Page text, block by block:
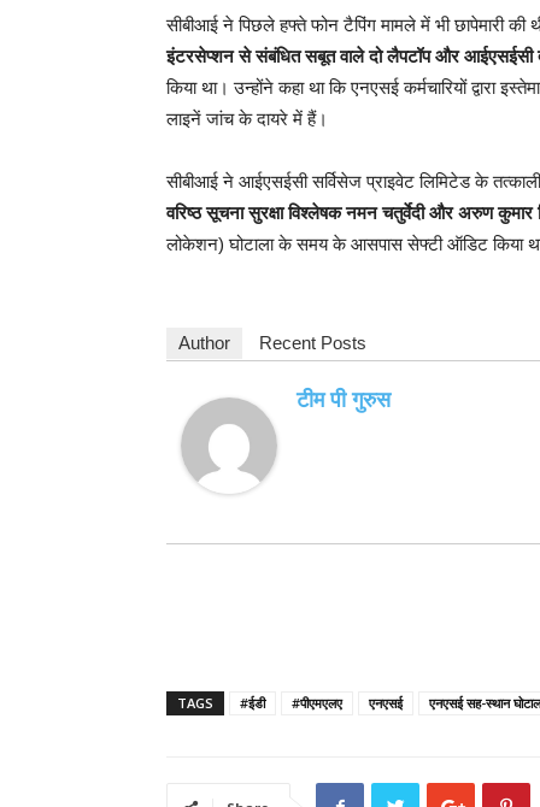
सीबीआई ने पिछले हफ्ते फोन टैपिंग मामले में भी छापेमारी
इंटरसेप्शन से संबंधित सबूत वाले दो लैपटॉप और आईएसईसी
किया था। उन्होंने कहा था कि एनएसई कर्मचारियों द्वारा
लाइनें जांच के दायरे में हैं।
सीबीआई ने आईएसईसी सर्विसेज प्राइवेट लिमिटेड के
वरिष्ठ सूचना सुरक्षा विश्लेषक नमन चतुर्वेदी और अरुण कुमार
लोकेशन) घोटाला के समय के आसपास सेफ्टी ऑडिट किया
Author Recent Posts
टीम पी गुरुस
TAGS #ईडी #पीएमएलए एनएसई एनएसई सह-स्थान